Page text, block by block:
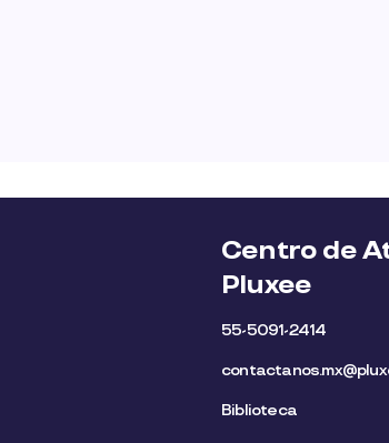
Centro de
Pluxee
55-5091-2414
Biblioteca